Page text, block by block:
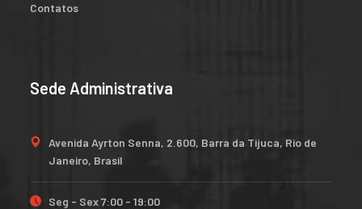
Contatos
Sede Administrativa
Avenida Ayrton Senna, 2.600, Barra da Tijuca, Rio de
Janeiro, Brasil
Seg - Sex 7:00 - 19:00